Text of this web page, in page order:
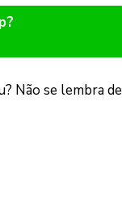
Não se lembra de